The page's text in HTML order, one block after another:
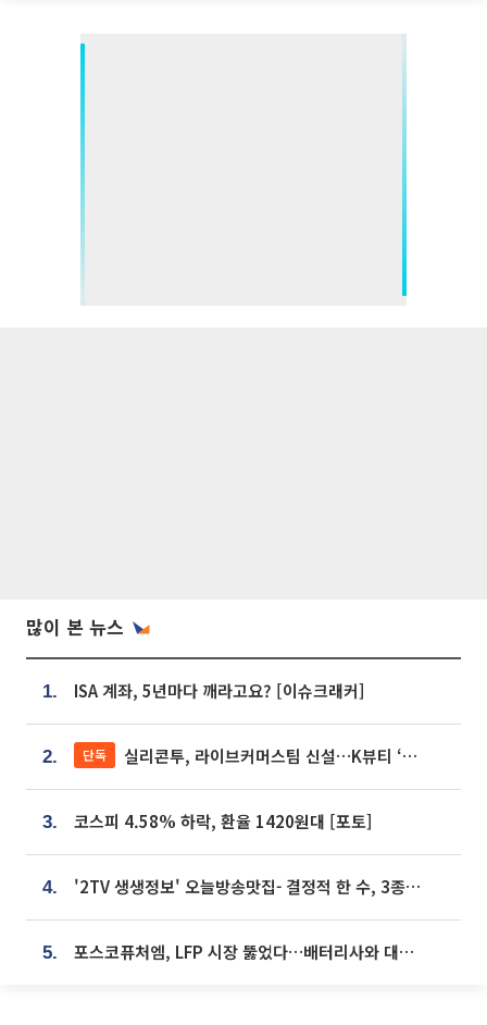
많이 본 뉴스
1. ISA 계좌, 5년마다 깨라고요? [이슈크래커]
2. 단독 실리콘투, 라이브커머스팀 신설…K뷰티 ‘글로벌 판매망’ 확대[K뷰티 라방戰]
3. 코스피 4.58% 하락, 환율 1420원대 [포토]
4. '2TV 생생정보' 오늘방송맛집- 결정적 한 수, 3종 메밀면! 메밀 소바 맛집 '의○○○○'
5. 포스코퓨처엠, LFP 시장 뚫었다…배터리사와 대규모 장기 공급 합의